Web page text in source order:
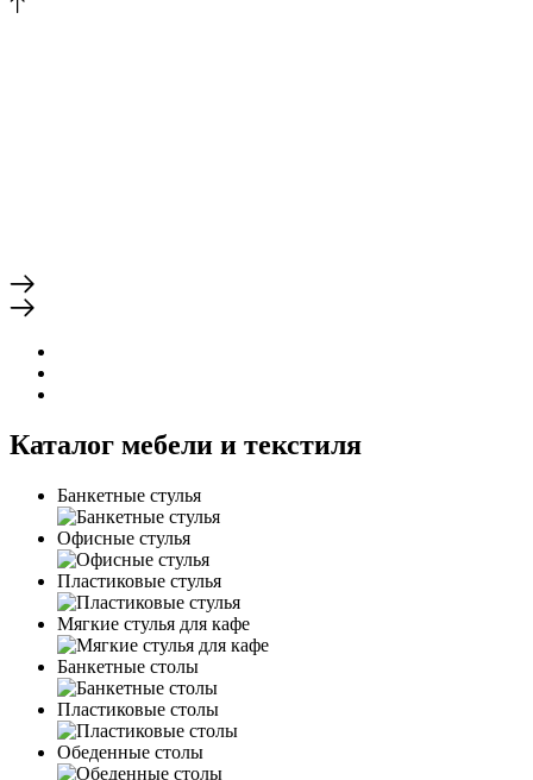
Каталог мебели и текстиля
Банкетные стулья
Офисные стулья
Пластиковые стулья
Мягкие стулья для кафе
Банкетные столы
Пластиковые столы
Обеденные столы